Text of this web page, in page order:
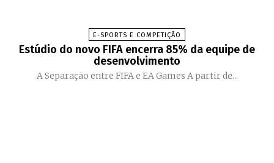
E-SPORTS E COMPETIÇÃO
Estúdio do novo FIFA encerra 85% da equipe de
desenvolvimento
A Separação entre FIFA e EA Games A partir de...